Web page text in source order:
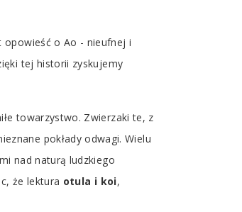
opowieść o Ao - nieufnej i
tej historii zyskujemy
towarzystwo. Zwierzaki te, z
pokłady odwagi. Wielu
nad naturą ludzkiego
że lektura otula i koi,